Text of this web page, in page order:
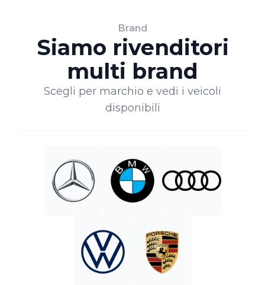
Brand
Siamo rivenditori
multi brand
Scegli per marchio e vedi i veicoli
disponibili